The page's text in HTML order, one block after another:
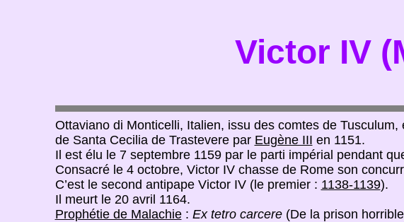
Victor IV
Ottaviano di Monticelli, Italien, issu des comtes de
de Santa Cecilia de Trastevere par Eugène III en 1151.
Il est élu le 7 septembre 1159 par le parti impérial pendant
Consacré le 4 octobre, Victor IV chasse de Rome son
C’est le second antipape Victor IV (le premier : 1138-1139).
Il meurt le 20 avril 1164.
Prophétie de Malachie: Ex tetro carcere(De la prison